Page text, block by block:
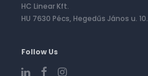
HC Linear Kft.
HU 7630 Pécs, Hegedűs János u. 10.
Follow Us